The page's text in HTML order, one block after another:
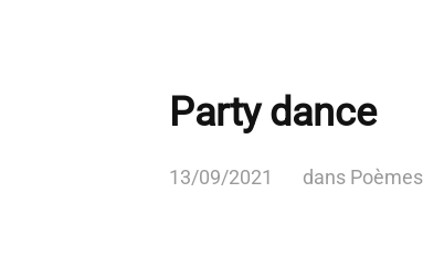
Party dance
13/09/2021 dans Poèmes